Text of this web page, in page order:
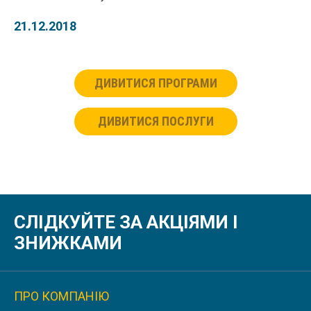
21.12.2018
ДИВИТИСЯ ПРОГРАМИ
ДИВИТИСЯ ПОСЛУГИ
СЛІДКУЙТЕ ЗА АКЦІЯМИ І
ЗНИЖКАМИ
ПРО КОМПАНІЮ